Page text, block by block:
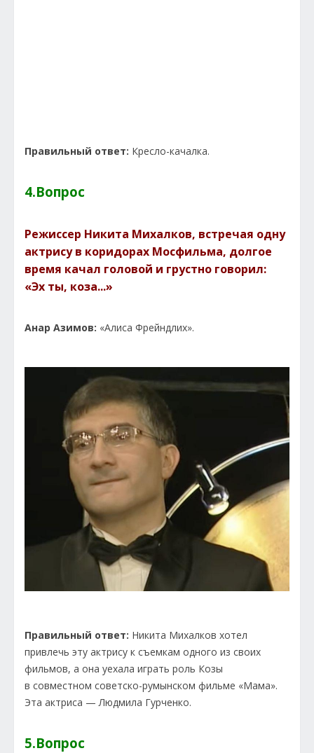
Правильный ответ: Кресло-качалка.
4.Вопрос
Режиссер Никита Михалков, встречая одну
актрису в коридорах Мосфильма, долгое
время качал головой и грустно говорил:
«Эх ты, коза...»
Анар Азимов: «Алиса Фрейндлих».
Правильный ответ: Никита Михалков хотел
привлечь эту актрису к съемкам одного из своих
фильмов, а она уехала играть роль Козы
в совместном советско-румынском фильме «Мама».
Эта актриса — Людмила Гурченко.
5.Вопрос